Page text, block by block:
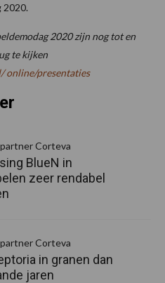
2020.
2020 zijn nog tot en
te kijken
online/presentaties
Corteva
BlueN in
zeer rendabel
Corteva
in granen dan
jaren